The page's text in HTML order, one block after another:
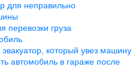
для неправильно
перевозки груза
который увез машину
автомобиль в гараже после